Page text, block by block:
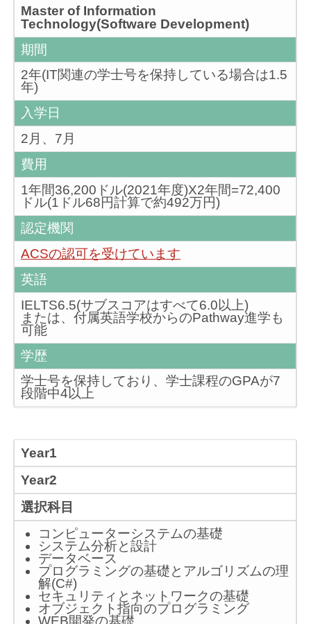
Master of Information
Technology(Software Development)
期間
2年(IT関連の学士号を保持している場合は1.5
年)
入学日
2月、7月
費用
1年間36,200ドル(2021年度)X2年間=72,400
ドル(1ドル68円計算で約492万円)
認定機関
ACSの認可を受けています
英語
IELTS6.5(サブスコアはすべて6.0以上)
または、付属英語学校からのPathway進学も
可能
学歴
学士号を保持しており、学士課程のGPAが7
段階中4以上
Year1
Year2
選択科目
コンピューターシステムの基礎
システム分析と設計
データベース
プログラミングの基礎とアルゴリズムの理
解(C#)
セキュリティとネットワークの基礎
オブジェクト指向のプログラミング
WEB開発の基礎